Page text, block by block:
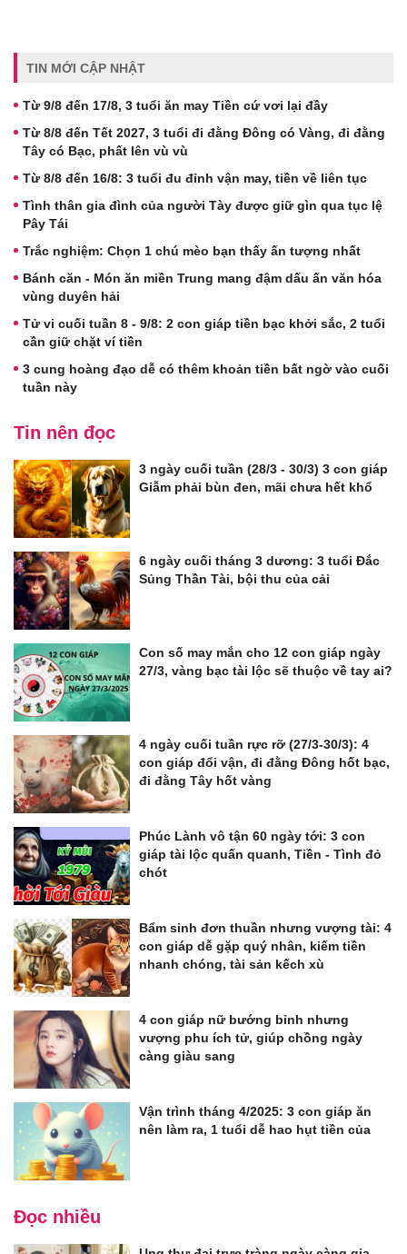
TIN MỚI CẬP NHẬT
Từ 9/8 đến 17/8, 3 tuổi ăn may Tiền cứ vơi lại đầy
Từ 8/8 đến Tết 2027, 3 tuổi đi đằng Đông có Vàng, đi đằng
Tây có Bạc, phất lên vù vù
Từ 8/8 đến 16/8: 3 tuổi đu đỉnh vận may, tiền về liên tục
Tình thân gia đình của người Tày được giữ gìn qua tục lệ
Pây Tái
Trắc nghiệm: Chọn 1 chú mèo bạn thấy ấn tượng nhất
Bánh căn - Món ăn miền Trung mang đậm dấu ấn văn hóa
vùng duyên hải
Tử vi cuối tuần 8 - 9/8: 2 con giáp tiền bạc khởi sắc, 2 tuổi
cần giữ chặt ví tiền
3 cung hoàng đạo dễ có thêm khoản tiền bất ngờ vào cuối
tuần này
Tin nên đọc
3 ngày cuối tuần (28/3 - 30/3) 3 con giáp
Giẫm phải bùn đen, mãi chưa hết khổ
6 ngày cuối tháng 3 dương: 3 tuổi Đắc
Sủng Thần Tài, bội thu của cải
Con số may mắn cho 12 con giáp ngày
27/3, vàng bạc tài lộc sẽ thuộc về tay ai?
4 ngày cuối tuần rực rỡ (27/3-30/3): 4
con giáp đổi vận, đi đằng Đông hốt bạc,
đi đằng Tây hốt vàng
Phúc Lành vô tận 60 ngày tới: 3 con
giáp tài lộc quấn quanh, Tiền - Tình đỏ
chót
Bẩm sinh đơn thuần nhưng vượng tài: 4
con giáp dễ gặp quý nhân, kiếm tiền
nhanh chóng, tài sản kếch xù
4 con giáp nữ bướng bỉnh nhưng
vượng phu ích tử, giúp chồng ngày
càng giàu sang
Vận trình tháng 4/2025: 3 con giáp ăn
nên làm ra, 1 tuổi dễ hao hụt tiền của
Đọc nhiều